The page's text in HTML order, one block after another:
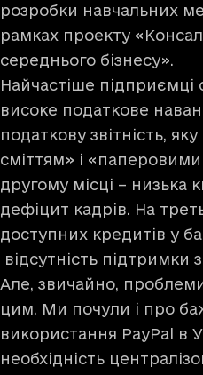
розробки навчальних
рамках проекту
середнього бізнесу».
Найчастіше
високе податкове
податкову звітність,
сміттям» і
другому місці – низька
дефіцит кадрів. На
доступних кредитів у
відсутність підтримки
Але, звичайно,
цим. Ми почули і про
використання PayPal в
необхідність